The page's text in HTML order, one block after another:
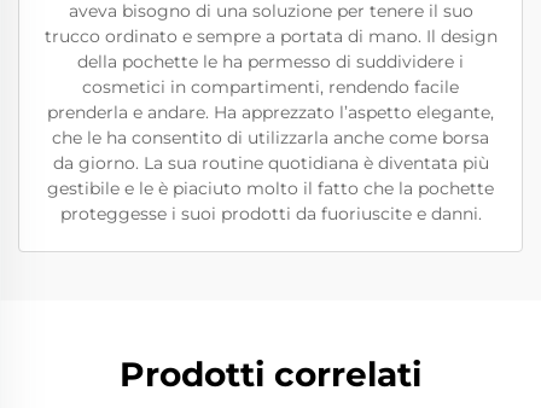
aveva bisogno di una soluzione per tenere il suo
trucco ordinato e sempre a portata di mano. Il design
della pochette le ha permesso di suddividere i
cosmetici in compartimenti, rendendo facile
prenderla e andare. Ha apprezzato l’aspetto elegante,
che le ha consentito di utilizzarla anche come borsa
da giorno. La sua routine quotidiana è diventata più
gestibile e le è piaciuto molto il fatto che la pochette
proteggesse i suoi prodotti da fuoriuscite e danni.
Prodotti correlati